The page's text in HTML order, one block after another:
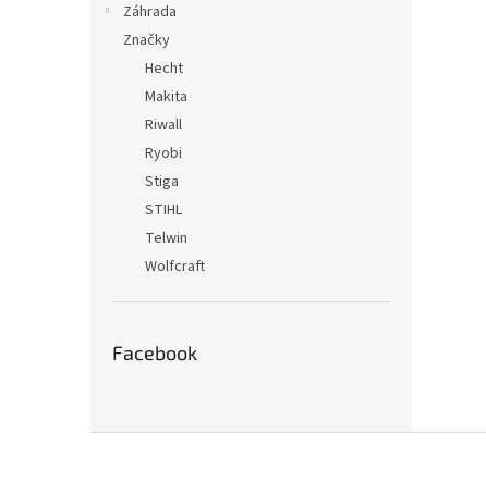
Záhrada
Značky
Hecht
Makita
Riwall
Ryobi
Stiga
STIHL
Telwin
Wolfcraft
Facebook